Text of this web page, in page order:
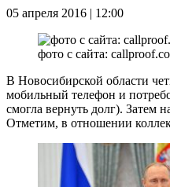
05 апреля 2016 | 12:00
фото с сайта:
В Новосибирской области
мобильный телефон и
смогла вернуть долг). Затем
Отметим, в отношении